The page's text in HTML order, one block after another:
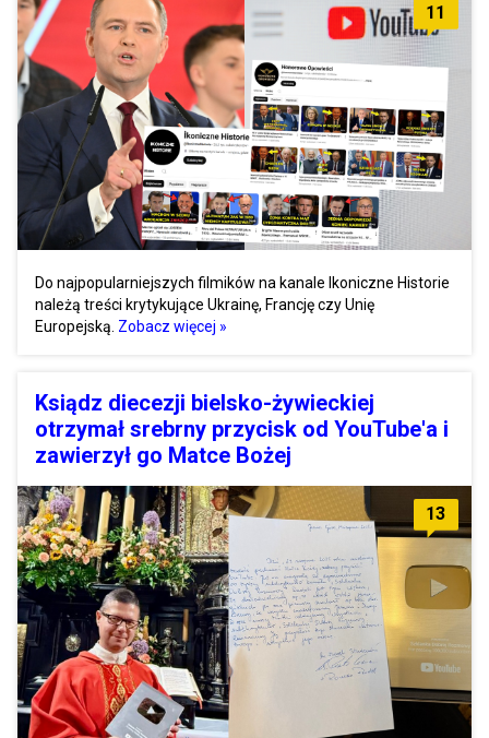
11
Do najpopularniejszych filmików na kanale Ikoniczne Historie
należą treści krytykujące Ukrainę, Francję czy Unię
Europejską. Zobacz więcej »
Ksiądz diecezji bielsko-żywieckiej
otrzymał srebrny przycisk od YouTube'a i
zawierzył go Matce Bożej
13